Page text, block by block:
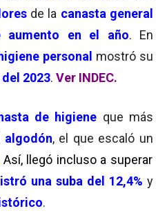
de la canasta general
aumento en el año. En
personal mostró su
2023. Ver INDEC.
de higiene que más
algodón, el que escaló un
Así, llegó incluso a superar
una suba del 12,4% y
.